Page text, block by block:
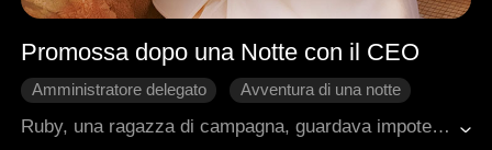
Promossa dopo una Notte con il CEO
Amministratore delegato
Avventura di una notte
Romanzo sentimentale moderno
Dolcezza
Ruby, una ragazza di campagna, guardava impotente la madre svanire a causa dell'Alzheimer. Laureata in finanza in una top university, desiderava migliorarle la vita, ma senza conoscenze affrontava discriminazioni sul lavoro, lottando per un contratto a tempo indeterminato. Quando la madre stava per dimenticarla, la disperata Ruby ebbe un incontro con il CEO Landon, sotto l'effetto di droghe, e ottenne poco dopo la promozione. Disgustata dall'aver "scambiato" il suo corpo per il successo, lo evitò, ma il legame tra loro si approfondì. Dopo aver scoperto che Ruby era incinta di due mesi, Landon la portò a casa sua e iniziò a trattarla come un tesoro.